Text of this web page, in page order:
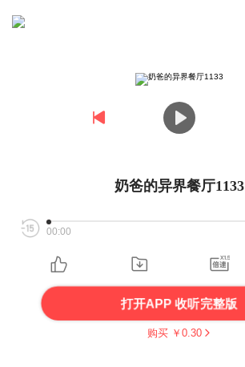
奶爸的异界餐厅1133
00:00
打开APP 收听完整版
购买 ￥ 0.30